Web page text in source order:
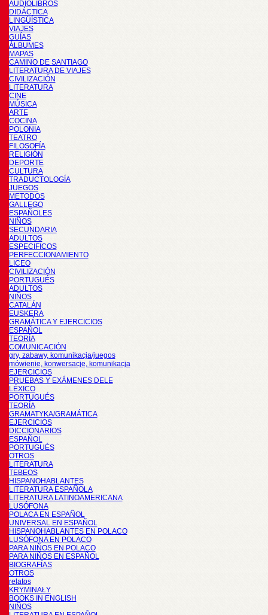
AUDIOLIBROS
DIDÁCTICA
LINGÜÍSTICA
VIAJES
GUÍAS
ÁLBUMES
MAPAS
CAMINO DE SANTIAGO
LITERATURA DE VIAJES
CIVILIZACIÓN
LITERATURA
CINE
MÚSICA
ARTE
COCINA
POLONIA
TEATRO
FILOSOFÍA
RELIGIÓN
DEPORTE
CULTURA
TRADUCTOLOGÍA
JUEGOS
METODOS
GALLEGO
ESPAÑOLES
NIÑOS
SECUNDARIA
ADULTOS
ESPECIFICOS
PERFECCIONAMIENTO
LICEO
CIVILIZACIÓN
PORTUGUÉS
ADULTOS
NIÑOS
CATALÁN
EUSKERA
GRAMÁTICA Y EJERCICIOS
ESPAÑOL
TEORÍA
COMUNICACIÓN
gry, zabawy, komunikacja/juegos
mówienie, konwersacje, komunikacja
EJERCICIOS
PRUEBAS Y EXÁMENES DELE
LÉXICO
PORTUGUÉS
TEORÍA
GRAMATYKA/GRAMÁTICA
EJERCICIOS
DICCIONARIOS
ESPAÑOL
PORTUGUÉS
OTROS
LITERATURA
TEBEOS
HISPANOHABLANTES
LITERATURA ESPAÑOLA
LITERATURA LATINOAMERICANA
LUSÓFONA
POLACA EN ESPAÑOL
UNIVERSAL EN ESPAÑOL
HISPANOHABLANTES EN POLACO
LUSÓFONA EN POLACO
PARA NIÑOS EN POLACO
PARA NIÑOS EN ESPAÑOL
BIOGRAFÍAS
OTROS
relatos
KRYMINAŁY
BOOKS IN ENGLISH
NIÑOS